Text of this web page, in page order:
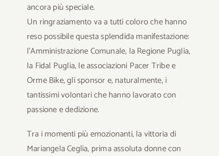
ancora più speciale.
Un ringraziamento va a tutti coloro che hanno
reso possibile questa splendida manifestazione:
l’Amministrazione Comunale, la Regione Puglia,
la Fidal Puglia, le associazioni Pacer Tribe e
Orme Bike, gli sponsor e, naturalmente, i
tantissimi volontari che hanno lavorato con
passione e dedizione.
Tra i momenti più emozionanti, la vittoria di
Mariangela Ceglia, prima assoluta donne con